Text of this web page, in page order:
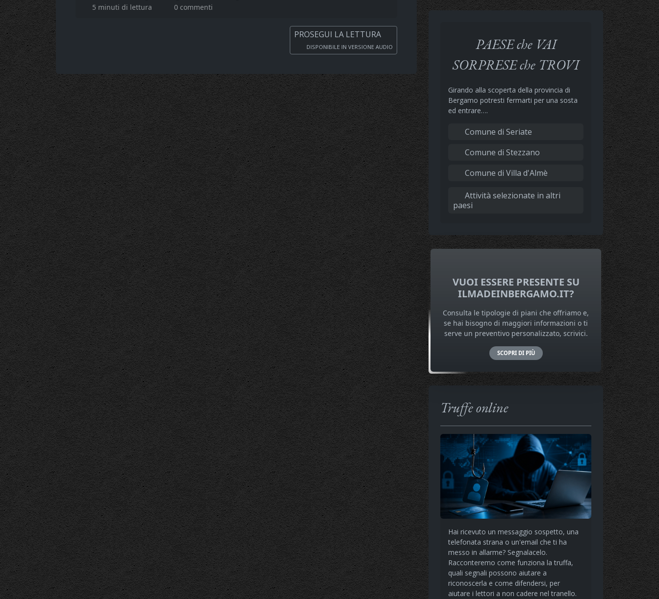
5 minuti di lettura
0 commenti
PROSEGUI LA LETTURA
DISPONIBILE IN VERSIONE AUDIO
PAESE che VAI
SORPRESE che TROVI
Girando alla scoperta della provincia di
Bergamo potresti fermarti per una sosta
ed entrare….
Comune di Seriate
Comune di Stezzano
Comune di Villa d'Almè
Attività selezionate in altri
paesi
VUOI ESSERE PRESENTE SU
ILMADEINBERGAMO.IT?
Consulta le tipologie di piani che offriamo e,
se hai bisogno di maggiori informazioni o ti
serve un preventivo personalizzato, scrivici.
SCOPRI DI PIÙ
Truffe online
Hai ricevuto un messaggio sospetto, una
telefonata strana o un'email che ti ha
messo in allarme? Segnalacelo.
Racconteremo come funziona la truffa,
quali segnali possono aiutare a
riconoscerla e come difendersi, per
aiutare i lettori a non cadere nel tranello.